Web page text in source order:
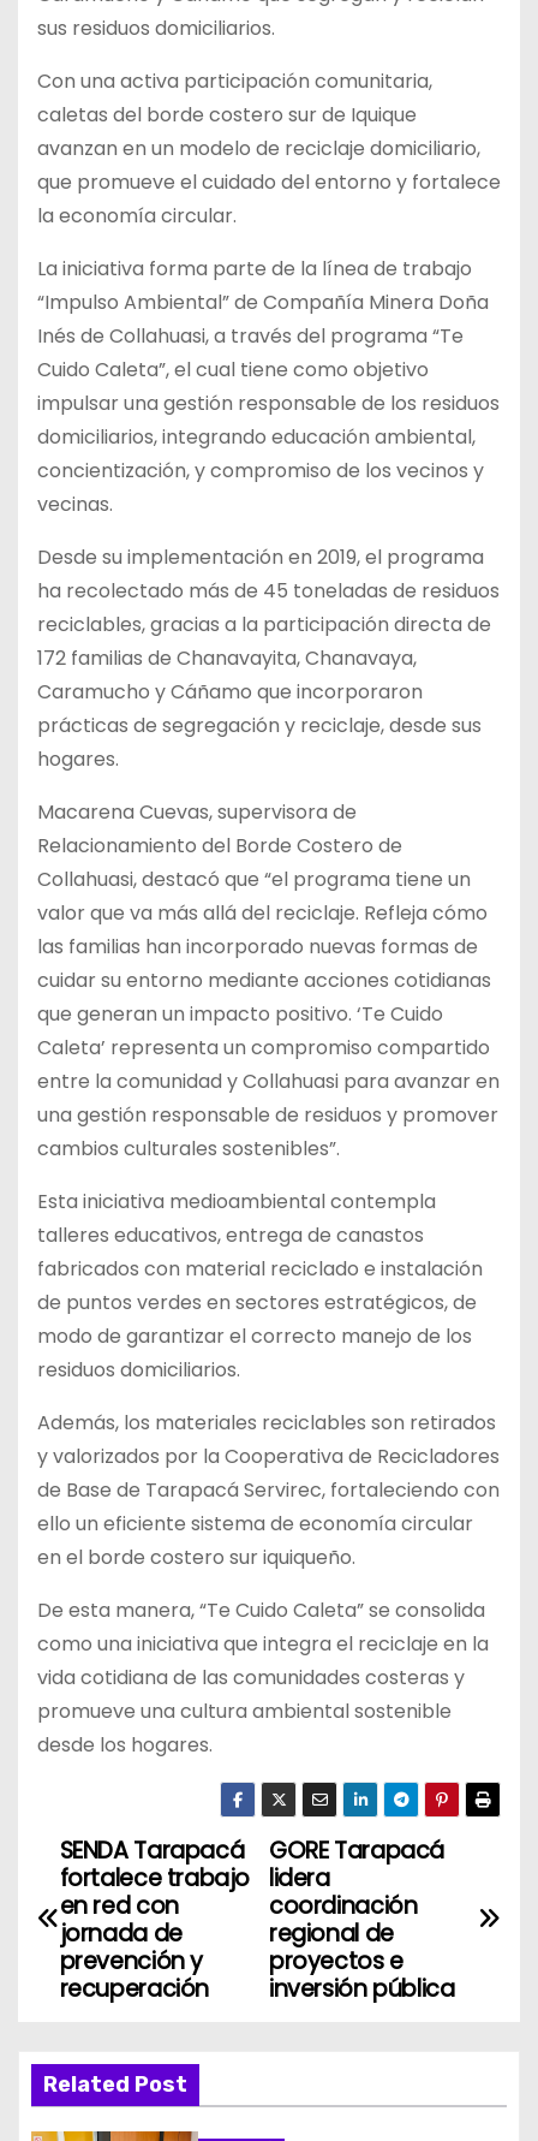
sus residuos domiciliarios.
Con una activa participación comunitaria,
caletas del borde costero sur de Iquique
avanzan en un modelo de reciclaje domiciliario,
que promueve el cuidado del entorno y fortalece
la economía circular.
La iniciativa forma parte de la línea de trabajo
“Impulso Ambiental” de Compañía Minera Doña
Inés de Collahuasi, a través del programa “Te
Cuido Caleta”, el cual tiene como objetivo
impulsar una gestión responsable de los residuos
domiciliarios, integrando educación ambiental,
concientización, y compromiso de los vecinos y
vecinas.
Desde su implementación en 2019, el programa
ha recolectado más de 45 toneladas de residuos
reciclables, gracias a la participación directa de
172 familias de Chanavayita, Chanavaya,
Caramucho y Cáñamo que incorporaron
prácticas de segregación y reciclaje, desde sus
hogares.
Macarena Cuevas, supervisora de
Relacionamiento del Borde Costero de
Collahuasi, destacó que “el programa tiene un
valor que va más allá del reciclaje. Refleja cómo
las familias han incorporado nuevas formas de
cuidar su entorno mediante acciones cotidianas
que generan un impacto positivo. ‘Te Cuido
Caleta’ representa un compromiso compartido
entre la comunidad y Collahuasi para avanzar en
una gestión responsable de residuos y promover
cambios culturales sostenibles”.
Esta iniciativa medioambiental contempla
talleres educativos, entrega de canastos
fabricados con material reciclado e instalación
de puntos verdes en sectores estratégicos, de
modo de garantizar el correcto manejo de los
residuos domiciliarios.
Además, los materiales reciclables son retirados
y valorizados por la Cooperativa de Recicladores
de Base de Tarapacá Servirec, fortaleciendo con
ello un eficiente sistema de economía circular
en el borde costero sur iquiqueño.
De esta manera, “Te Cuido Caleta” se consolida
como una iniciativa que integra el reciclaje en la
vida cotidiana de las comunidades costeras y
promueve una cultura ambiental sostenible
desde los hogares.
N
a
g
a
GORE Tarapacá
lidera
coordinación
regional de
proyectos e
inversión pública
SENDA Tarapacá
fortalece trabajo
en red con
jornada de
prevención y
recuperación
Related Post